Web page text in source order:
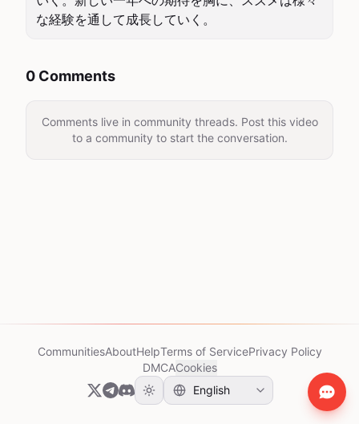
な経験を通して成長していく。
0 Comments
Comments live in community threads. Post this video
to a community to start the conversation.
CommunitiesAboutHelpTerms of ServicePrivacy Policy
DMCACookies